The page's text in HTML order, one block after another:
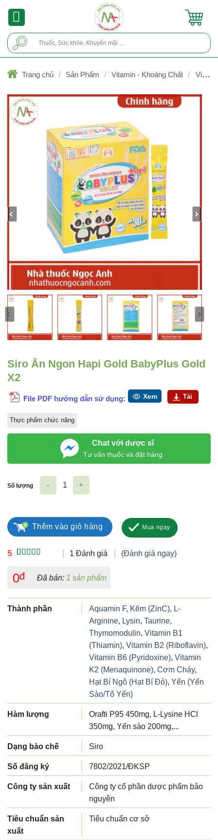
Trang chủ / Sản Phẩm / Vitamin - Khoáng Chất /
Siro Ăn Ngon Hapi Gold BabyPlus Gold
X2
File PDF hướng dẫn sử dụng: Xem Tải
Thực phẩm chức năng
Chat với dược sĩ
Tư vấn thuốc và đặt hàng
5
dựa trên
đánh giá
1 Đánh giá (Đánh giá ngay)
0đ Đã bán: 1 sản phẩm
Thành phần Aquamin F, Kẽm (ZinC), L-
Arginine, Lysin, Taurine,
Thymomodulin‌, Vitamin B1
(Thiamin), Vitamin B2 (Riboflavin),
Vitamin B6 (Pyridoxine), Vitamin
K2 (Menaquinone), Cơm Cháy,
Hạt Bí Ngô (Hạt Bí Đỏ), Yến (Yến
Sào/Tổ Yến)
Hàm lượng
Orafti P95 450mg, L-Lysine HCl
350mg, Yến sào 200mg,...
Dạng bào chế Siro
Số đăng ký 7802/2021/ĐKSP
Công ty sản xuất
Công ty cổ phần dược phẩm bảo
nguyên
Tiêu chuẩn sản
xuất
Tiêu chuẩn cơ sở
Số lượng
Thêm vào giỏ hàng Mua ngay